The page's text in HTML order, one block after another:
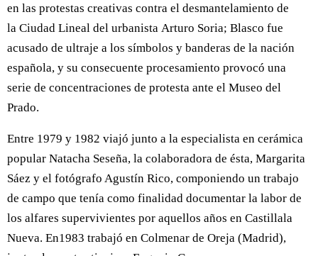
en las protestas creativas contra el desmantelamiento de
la Ciudad Lineal del urbanista Arturo Soria; Blasco fue
acusado de ultraje a los símbolos y banderas de la nación
española, y su consecuente procesamiento provocó una
serie de concentraciones de protesta ante el Museo del
Prado.
Entre 1979 y 1982 viajó junto a la especialista en cerámica
popular Natacha Seseña, la colaboradora de ésta, Margarita
Sáez y el fotógrafo Agustín Rico, componiendo un trabajo
de campo que tenía como finalidad documentar la labor de
los alfares supervivientes por aquellos años en Castillala
Nueva. En1983 trabajó en Colmenar de Oreja (Madrid),